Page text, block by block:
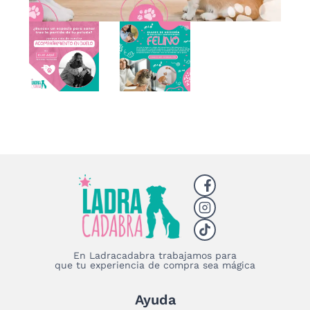
En Ladracadabra trabajamos para
que tu experiencia de compra sea mágica
Ayuda